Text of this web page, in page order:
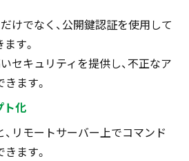
けでなく、公開鍵認証を使用して
す。
セキュリティを提供し、不正なア
ます。
ト化
リモートサーバー上でコマンド
ます。